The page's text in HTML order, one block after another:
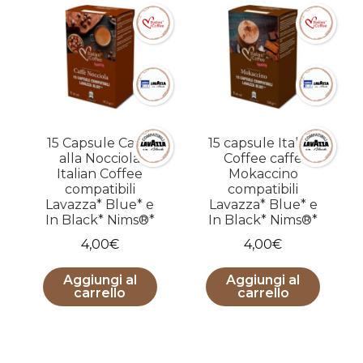
15 Capsule Caffè
alla Nocciola
Italian Coffee
compatibili
Lavazza* Blue* e
In Black* Nims®*
4,00€
Aggiungi al
carrello
15 capsule Italian
Coffee caffe
Mokaccino
compatibili
Lavazza* Blue* e
In Black* Nims®*
4,00€
Aggiungi al
carrello